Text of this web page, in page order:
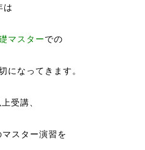
は
マスターでの
になってきます。
受講、
スター演習を